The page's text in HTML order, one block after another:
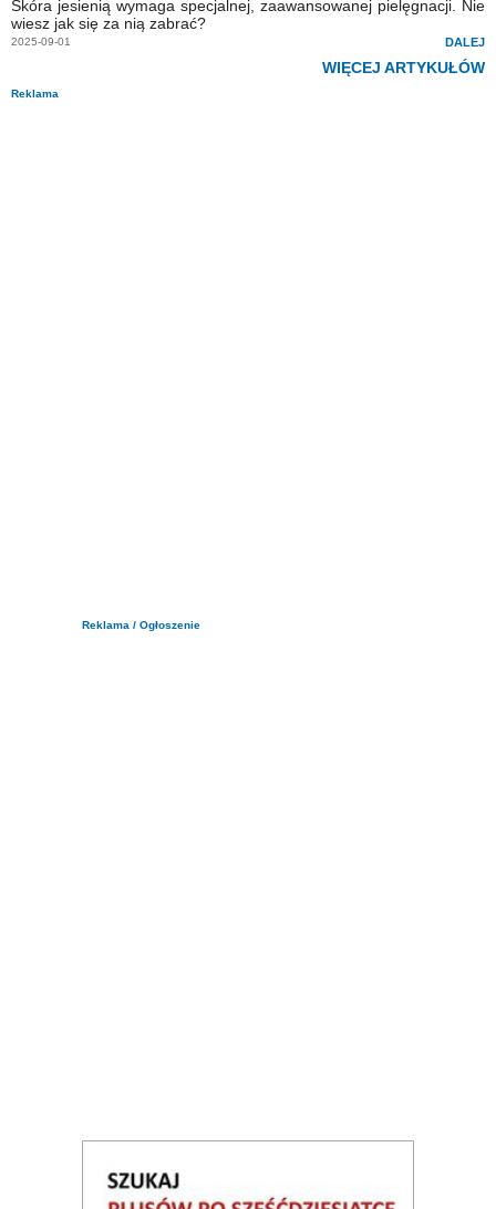
Skóra jesienią wymaga specjalnej, zaawansowanej pielęgnacji. Nie
wiesz jak się za nią zabrać?
2025-09-01 DALEJ
WIĘCEJ ARTYKUŁÓW
Reklama
Reklama / Ogłoszenie